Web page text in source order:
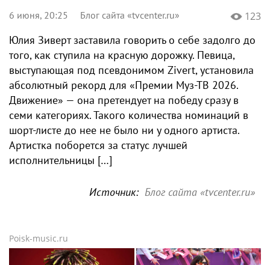
6 июня, 20:25 Блог сайта «tvcenter.ru» 123
Юлия Зиверт заставила говорить о себе задолго до
того, как ступила на красную дорожку. Певица,
выступающая под псевдонимом Zivert, установила
абсолютный рекорд для «Премии Муз-ТВ 2026.
Движение» — она претендует на победу сразу в
семи категориях. Такого количества номинаций в
шорт-листе до нее не было ни у одного артиста.
Артистка поборется за статус лучшей
исполнительницы […]
Источник: Блог сайта «tvcenter.ru»
Poisk-music.ru